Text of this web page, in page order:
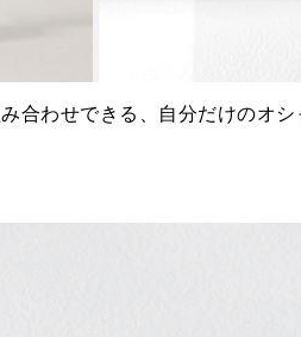
合わせできる、自分だけのオシ